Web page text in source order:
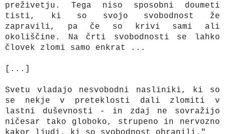
preživetju. Tega niso sposobni doumeti
tisti, ki so svojo svobodnost že
zapravili, pa če so krivi sami ali
okoliščine. Na črti svobodnosti se lahko
človek zlomi samo enkrat ...
[...]
Svetu vladajo nesvobodni nasliniki, ki so
se nekje v preteklosti dali zlomiti v
lastni duševnosti - in zdaj ne sovražijo
ničesar tako globoko, strupeno in nervozno